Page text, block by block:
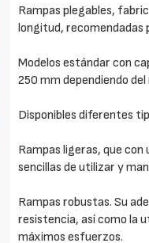
Rampas plegables,
longitud, recomendadas
Modelos estándar con
250 mm dependiendo
Disponibles diferentes
Rampas ligeras, que
sencillas de utilizar y
Rampas robustas. Su
resistencia, así como la
máximos esfuerzos.